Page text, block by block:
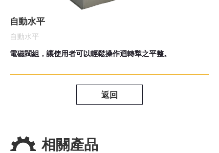
自動水平
自動水平
電磁閥組，讓使用者可以輕鬆操作迴轉犂之平整。
返回
相關產品